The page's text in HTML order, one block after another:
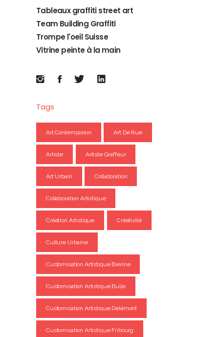
Tableaux graffiti street art
Team Building Graffiti
Trompe l'oeil Suisse
Vitrine peinte à la main
Tags
Art Contemporain Art De Rue
Artiste Artiste Graffeur
Art Urbain Collaboration
Collaboration Artistique
Création Artistique Créativité
Culture Urbaine
Customisation Artistique Bienne
Customisation Artistique Bulle
Customisation Artistique Delémont
Customisation Artistique Fribourg